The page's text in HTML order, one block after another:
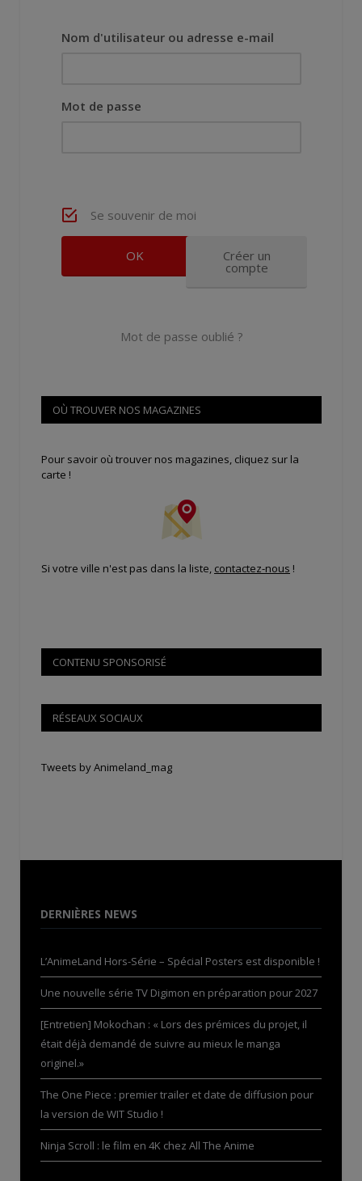
Nom d'utilisateur ou adresse e-mail
Mot de passe
Se souvenir de moi
Créer un
compte
Mot de passe oublié ?
OÙ TROUVER NOS MAGAZINES
Pour savoir où trouver nos magazines, cliquez sur la
carte !
Si votre ville n'est pas dans la liste, contactez-nous !
CONTENU SPONSORISÉ
RÉSEAUX SOCIAUX
Tweets by Animeland_mag
DERNIÈRES NEWS
L’AnimeLand Hors-Série – Spécial Posters est disponible !
Une nouvelle série TV Digimon en préparation pour 2027
[Entretien] Mokochan : « Lors des prémices du projet, il
était déjà demandé de suivre au mieux le manga
originel.»
The One Piece : premier trailer et date de diffusion pour
la version de WIT Studio !
Ninja Scroll : le film en 4K chez All The Anime